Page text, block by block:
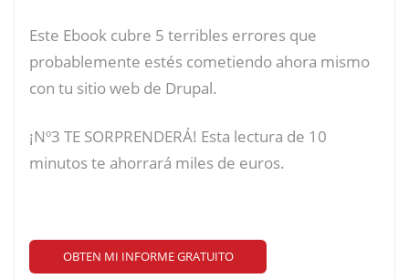
Este Ebook cubre 5 terribles errores que
probablemente estés cometiendo ahora mismo
con tu sitio web de Drupal.
¡Nº3 TE SORPRENDERÁ! Esta lectura de 10
minutos te ahorrará miles de euros.
OBTEN MI INFORME GRATUITO